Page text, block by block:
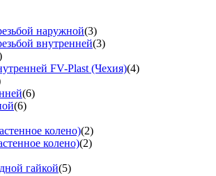
наружной(3)
внутренней(3)
FV-Plast (Чехия)(4)
(6)
(6)
колено)(2)
колено)(2)
гайкой(5)